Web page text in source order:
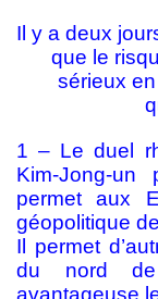
Il y a deux
que le
sérieux
1 – Le duel
Kim-Jong-
permet aux
géopolitique
Il permet
du nord de
avantageuse